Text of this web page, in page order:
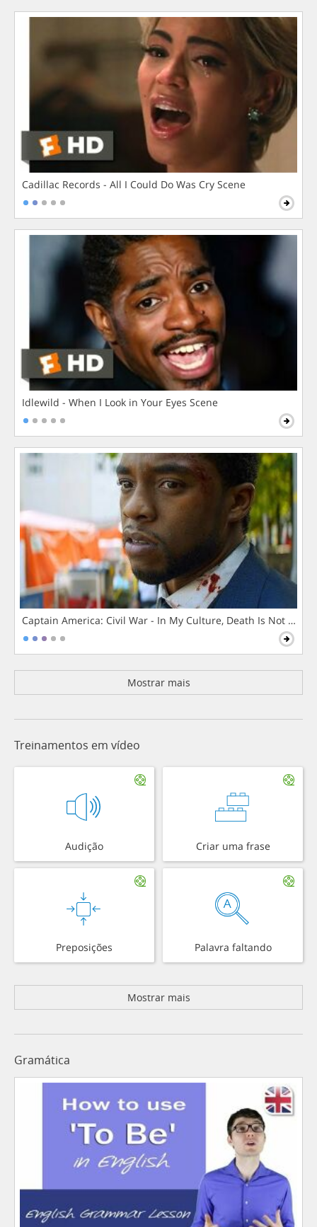
Cadillac Records - All I Could Do Was Cry Scene
Idlewild - When I Look in Your Eyes Scene
Captain America: Civil War - In My Culture, Death Is Not The
Mostrar mais
Treinamentos em vídeo
Audição Criar uma frase
Preposições Palavra faltando
Mostrar mais
Gramática